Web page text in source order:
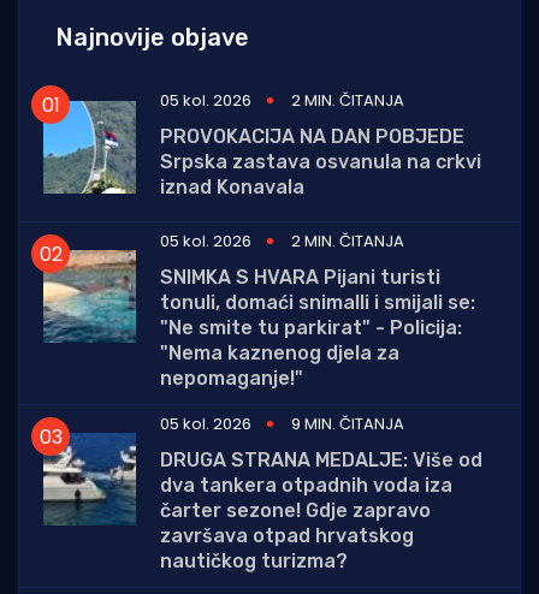
Najnovije objave
05 kol. 2026
2 MIN. ČITANJA
PROVOKACIJA NA DAN POBJEDE
Srpska zastava osvanula na crkvi
iznad Konavala
05 kol. 2026
2 MIN. ČITANJA
SNIMKA S HVARA Pijani turisti
tonuli, domaći snimalli i smijali se:
"Ne smite tu parkirat" - Policija:
"Nema kaznenog djela za
nepomaganje!"
05 kol. 2026
9 MIN. ČITANJA
DRUGA STRANA MEDALJE: Više od
dva tankera otpadnih voda iza
čarter sezone! Gdje zapravo
završava otpad hrvatskog
nautičkog turizma?